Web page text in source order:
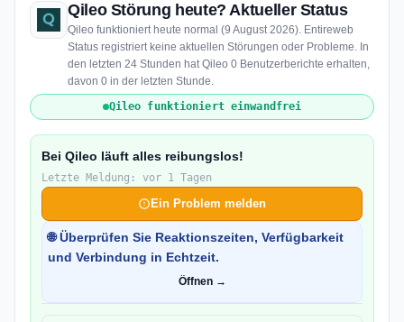
Qileo Störung heute? Aktueller Status
Qileo funktioniert heute normal (9 August 2026). Entireweb
Status registriert keine aktuellen Störungen oder Probleme. In
den letzten 24 Stunden hat Qileo 0 Benutzerberichte erhalten,
davon 0 in der letzten Stunde.
Qileo funktioniert einwandfrei
Bei Qileo läuft alles reibungslos!
Letzte Meldung: vor 1 Tagen
Ein Problem melden
🌐 Überprüfen Sie Reaktionszeiten, Verfügbarkeit
und Verbindung in Echtzeit.
Öffnen →